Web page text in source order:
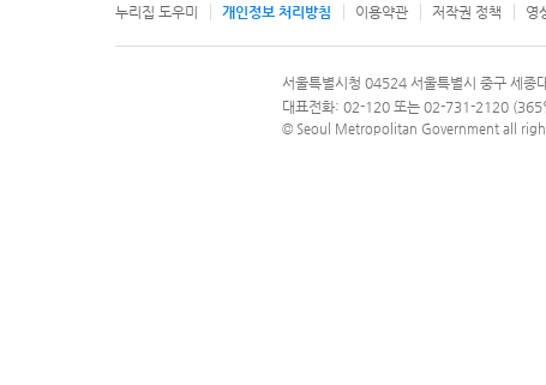
누리집 도우미 개인정보 처리방침 이용약관 저작권 정책 영
문의 전화번호 120, 120 다산콜재단
서울특별시청 04524 서울특별시 중구 세종
대표전화: 02-120 또는 02-731-2120 (365
© Seoul Metropolitan Government all